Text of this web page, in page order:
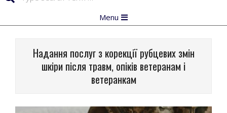
Navigation
Menu
Надання послуг з корекції рубцевих змін
шкіри після травм, опіків ветеранам і
ветеранкам